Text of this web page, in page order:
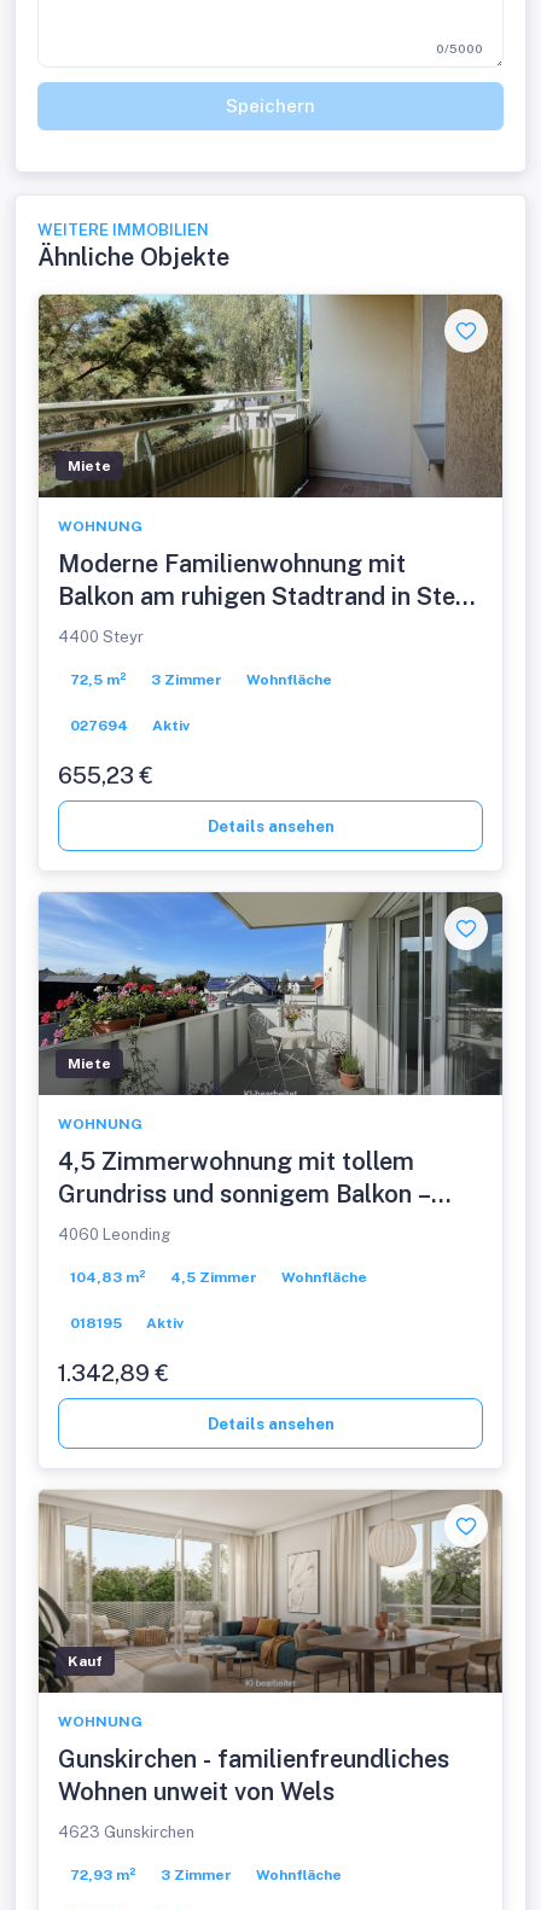
0/5000
Speichern
WEITERE IMMOBILIEN
Ähnliche Objekte
Miete
WOHNUNG
Moderne Familienwohnung mit
Balkon am ruhigen Stadtrand in Steyr
Münichholz: ideale Kombination aus
Infrastruktur! Aktuell in Sanierung!
4400 Steyr
72,5 m² 3 Zimmer Wohnfläche
027694 Aktiv
655,23 €
Details ansehen
Miete
WOHNUNG
4,5 Zimmerwohnung mit tollem
Grundriss und sonnigem Balkon –
Sofort besichtigen statt vom Plan
4060 Leonding
104,83 m² 4,5 Zimmer Wohnfläche
018195 Aktiv
1.342,89 €
Details ansehen
Kauf
WOHNUNG
Gunskirchen - familienfreundliches
Wohnen unweit von Wels
4623 Gunskirchen
72,93 m² 3 Zimmer Wohnfläche